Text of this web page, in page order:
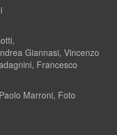
Giannasi, Vincenzo
Francesco
Marroni, Foto